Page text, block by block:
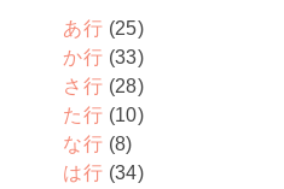
あ行 (25)
か行 (33)
さ行 (28)
た行 (10)
な行 (8)
は行 (34)